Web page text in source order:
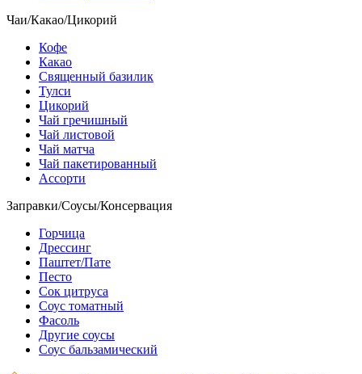
Чаи/Какао/Цикорий
Кофе
Какао
Священный базилик
Тулси
Цикорий
Чай гречишный
Чай листовой
Чай матча
Чай пакетированный
Ассорти
Заправки/Соусы/Консервация
Горчица
Дрессинг
Паштет/Пате
Песто
Сок цитруса
Соус томатный
Фасоль
Другие соусы
Соус бальзамический